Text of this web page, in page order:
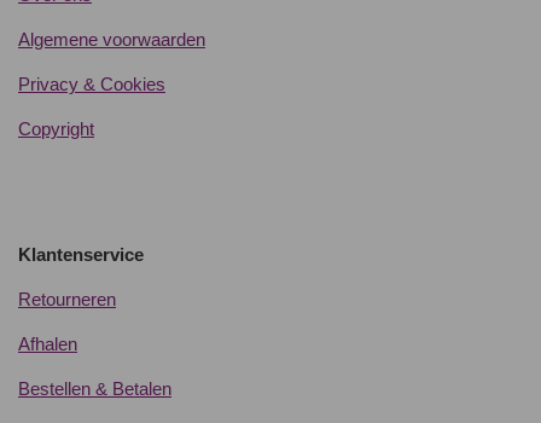
Algemene voorwaarden
Privacy & Cookies
Copyright
Klantenservice
Retourneren
Afhalen
Bestellen & Betalen